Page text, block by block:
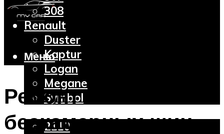
308
Renault
Duster
Kaptur
Logan
Megane
Symbol
2110
Меню
Ремонт
бескамерных шин